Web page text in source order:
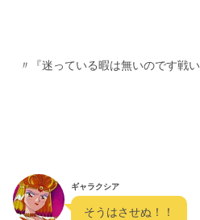
〃『迷っている暇は無いのです戦
ギャラクシア
  そうはさせぬ！！